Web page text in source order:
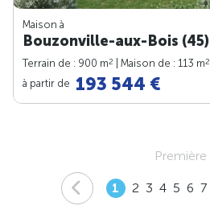
Maison à
Bouzonville-aux-Bois (45)
Terrain de : 900 m2 | Maison de : 113 m2
à partir de 193 544 €
Première
1 2 3 4 5 6 7